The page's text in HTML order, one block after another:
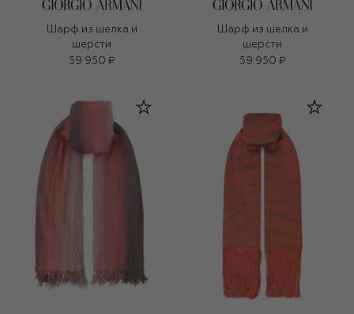
Шарф из шелка и
шерсти
59 950 ₽
Шарф из шелка и
шерсти
59 950 ₽